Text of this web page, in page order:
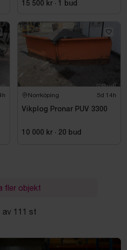
15 500 kr · 1 bud
Norrköping 5d 14h
Vikplog Pronar PUV 3300
10 000 kr · 20 bud
fler objekt
av 111 st